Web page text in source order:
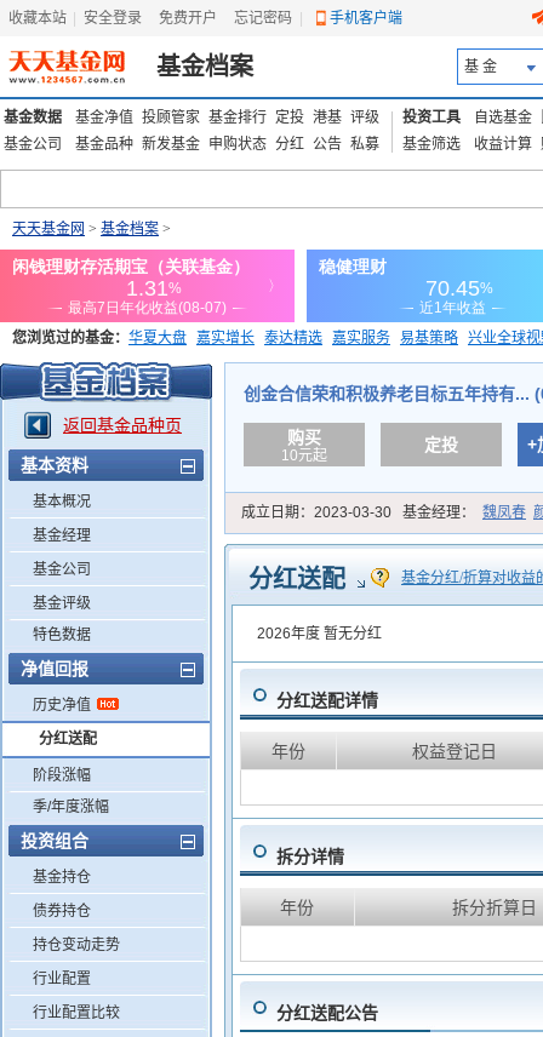
收藏本站 安全登录 免费开户 忘记密码 手机客户端
基金档案 基 金
基金数据 基金净值 投顾管家 基金排行 定投 港基 评级
基金公司
基金品种 新发基金 申购状态 分红 公告 私募
投资工具 自选基金
基金筛选
收益计算
天天基金网 > 基金档案 >
您浏览过的基金： 华夏大盘 嘉实增长 泰达精选 嘉实服务 易基策略 兴业全球
添富优势 华安宏利 上证180价值ETF
返回基金品种页
基本资料
基本概况
基金经理
基金公司
基金评级
特色数据
净值回报
历史净值
分红送配
阶段涨幅
季/年度涨幅
投资组合
基金持仓
债券持仓
持仓变动走势
行业配置
行业配置比较
创金合信荣和积极养老目标五年持有...
购买
10元起
定投 +
成立日期： 2023-03-30 基金经理： 魏凤春
分红送配 基金分红/折算对收益
2026年度 暂无分红
分红送配详情
年份 权益登记日
拆分详情
年份 拆分折算日
分红送配公告